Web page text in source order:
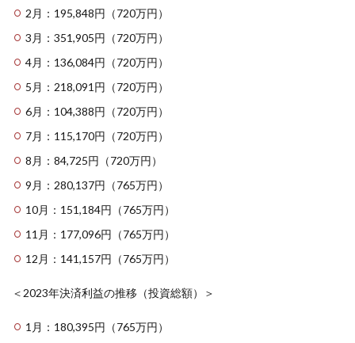
2月：195,848円（720万円）
3月：351,905円（720万円）
4月：136,084円（720万円）
5月：218,091円（720万円）
6月：104,388円（720万円）
7月：115,170円（720万円）
8月：84,725円（720万円）
9月：280,137円（765万円）
10月：151,184円（765万円）
11月：177,096円（765万円）
12月：141,157円（765万円）
＜2023年決済利益の推移（投資総額）＞
1月：180,395円（765万円）